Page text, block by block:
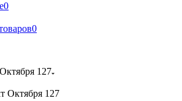
0
0
127
Октября 127